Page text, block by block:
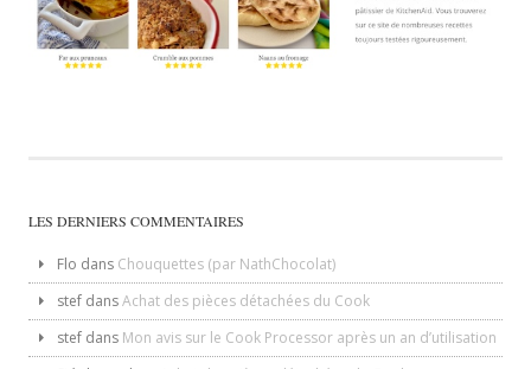
LES DERNIERS COMMENTAIRES
Flo dans Chouquettes (par NathChocolat)
stef dansAchat des pièces détachées du Cook
stef dans Mon avis sur le Cook Processor après un an d’utilisation